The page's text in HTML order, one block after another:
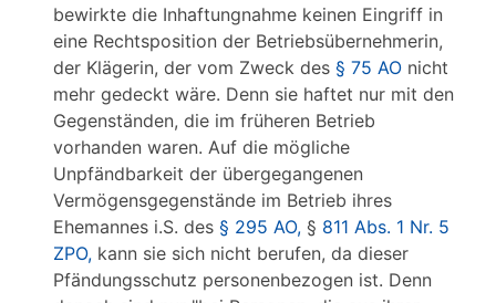
bewirkte die Inhaftungnahme keinen Eingriff in
eine Rechtsposition der Betriebsübernehmerin,
der Klägerin, der vom Zweck des § 75 AO nicht
mehr gedeckt wäre. Denn sie haftet nur mit den
Gegenständen, die im früheren Betrieb
vorhanden waren. Auf die mögliche
Unpfändbarkeit der übergegangenen
Vermögensgegenstände im Betrieb ihres
Ehemannes i.S. des § 295 AO, § 811 Abs. 1 Nr. 5
ZPO, kann sie sich nicht berufen, da dieser
Pfändungsschutz personenbezogen ist. Denn